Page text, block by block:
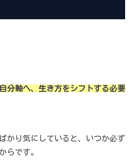
分軸へ、生き方をシフトする必要
かり気にしていると、いつか必ず
らです。